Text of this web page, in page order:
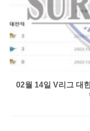
02월 14일 V리그 대